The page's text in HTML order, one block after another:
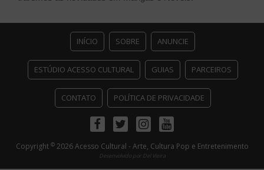
INÍCIO SOBRE ANUNCIE
ESTÚDIO ACESSO CULTURAL GUIAS PARCEIROS
CONTATO POLÍTICA DE PRIVACIDADE
FacebookTwitterInstagramYoutube
Copyright ©2026 Acesso Cultural - Arte, Cultura Pop e Entretenimento
Desenvolvido por Del Vieira